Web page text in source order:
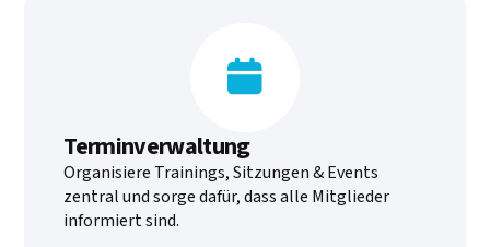

Terminverwaltung
Organisiere Trainings, Sitzungen & Events
zentral und sorge dafür, dass alle Mitglieder
informiert sind.